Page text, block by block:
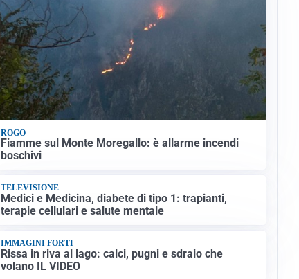
ROGO
Fiamme sul Monte Moregallo: è allarme incendi
boschivi
TELEVISIONE
Medici e Medicina, diabete di tipo 1: trapianti,
terapie cellulari e salute mentale
IMMAGINI FORTI
Rissa in riva al lago: calci, pugni e sdraio che
volano IL VIDEO